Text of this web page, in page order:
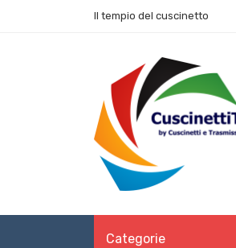
Il tempio del cuscinetto
Categorie